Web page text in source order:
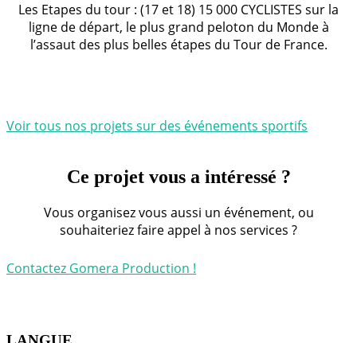
Les Etapes du tour : (17 et 18) 15 000 CYCLISTES sur la
ligne de départ, le plus grand peloton du Monde à
l’assaut des plus belles étapes du Tour de France.
Voir tous nos projets sur des événements sportifs
Ce projet vous a intéressé ?
Vous organisez vous aussi un événement, ou
souhaiteriez faire appel à nos services ?
Contactez Gomera Production !